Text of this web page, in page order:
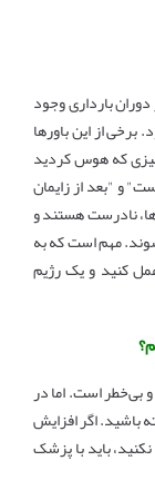
بارداری وجود
از این باورها
چیزی که هوس کردید
و "بعد از زایمان
نادرست هستند و
مهم است که به
کنید و یک رژیم
بی‌خطر است. اما در
باشید. اگر افزایش
باید با پزشک